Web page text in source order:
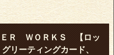
Ｒ ＷＯＲＫＳ 【ロッ
リーティングカード、